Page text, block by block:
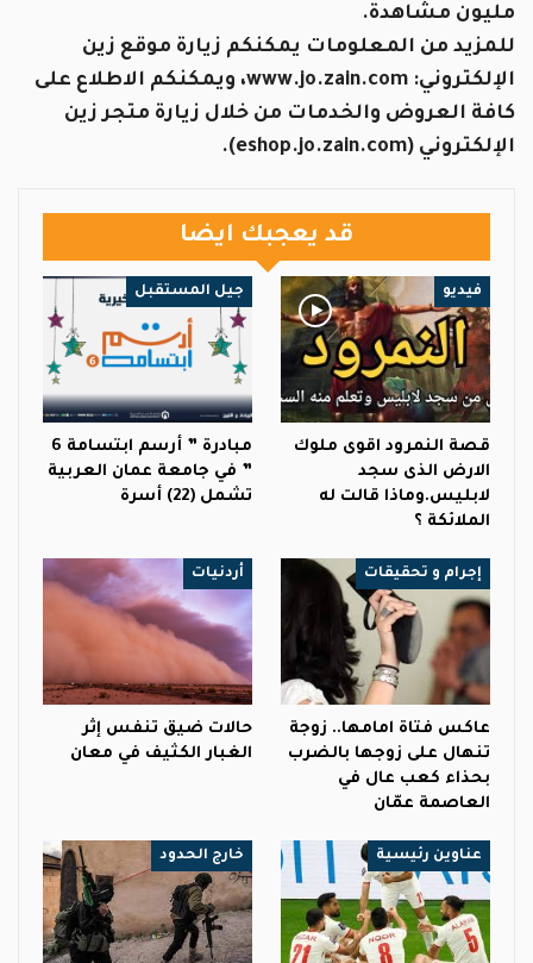
مليون مشاهدة.
للمزيد من المعلومات يمكنكم زيارة موقع زين
الإلكتروني: www.jo.zain.com، ويمكنكم الاطلاع على
كافة العروض والخدمات من خلال زيارة متجر زين
الإلكتروني (eshop.jo.zain.com).
قد يعجبك ايضا
فيديو
قصة النمرود اقوى ملوك
الارض الذى سجد
لابليس.وماذا قالت له
الملائكة ؟
جيل المستقبل
مبادرة ” أرسم ابتسامة 6
” في جامعة عمان العربية
تشمل (22) أسرة
إجرام و تحقيقات
عاكس فتاة امامها.. زوجة
تنهال على زوجها بالضرب
بحذاء كعب عال في
العاصمة عمّان
أردنيات
حالات ضيق تنفس إثر
الغبار الكثيف في معان
عناوين رئيسية خارج الحدود